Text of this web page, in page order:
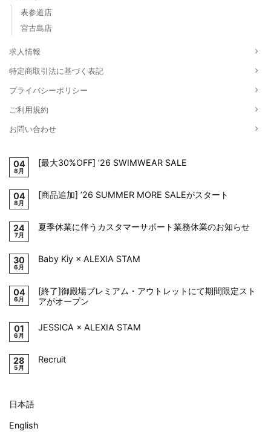
表参道店
宮古島店
求人情報
特定商取引法に基づく表記
プライバシーポリシー
ご利用規約
お問い合わせ
04
8月
[最大30%OFF] ’26 SWIMWEAR SALE
04
8月
[商品追加] ’26 SUMMER MORE SALEがスタート
24
7月
夏季休業に伴うカスタマーサポート業務休業のお知らせ
30
6月
Baby Kiy × ALEXIA STAM
04
6月
[終了]御殿場プレミアム・アウトレットにて期間限定スト
アがオープン
01
6月
JESSICA × ALEXIA STAM
28
5月
Recruit
日本語
English